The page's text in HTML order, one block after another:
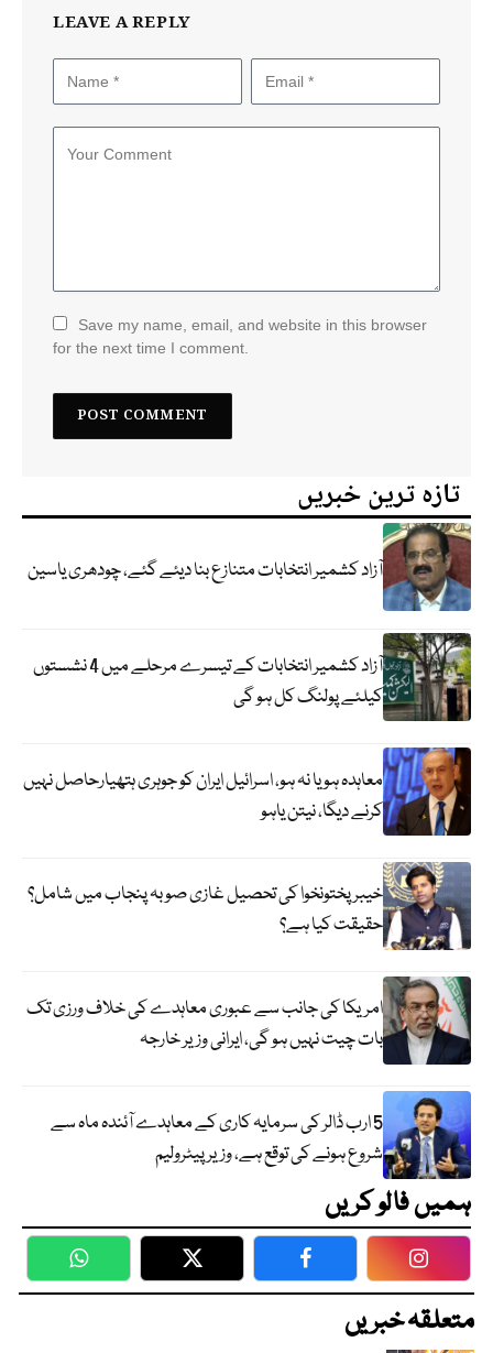
LEAVE A REPLY
Save my name, email, and website in this browser
for the next time I comment.
تازہ ترین خبریں
آزاد کشمیر انتخابات متنازع بنا دیئے گئے، چودھری یاسین
آزاد کشمیر انتخابات کے تیسرے مرحلے میں 4 نشستوں
کیلئے پولنگ کل ہو گی
معاہدہ ہو یا نہ ہو، اسرائیل ایران کو جوہری ہتھیارحاصل نہیں
کرنے دیگا، نیتن یاہو
خیبر پختونخوا کی تحصیل غازی صوبہ پنجاب میں شامل؟
حقیقت کیا ہے؟
امریکا کی جانب سے عبوری معاہدے کی خلاف ورزی تک
بات چیت نہیں ہو گی، ایرانی وزیر خارجہ
5 ارب ڈالر کی سرمایہ کاری کے معاہدے آئندہ ماہ سے
شروع ہونے کی توقع ہے، وزیر پیٹرولیم
ہمیں فالو کریں
WhatsApp Twitter Facebook
متعلقہ خبریں